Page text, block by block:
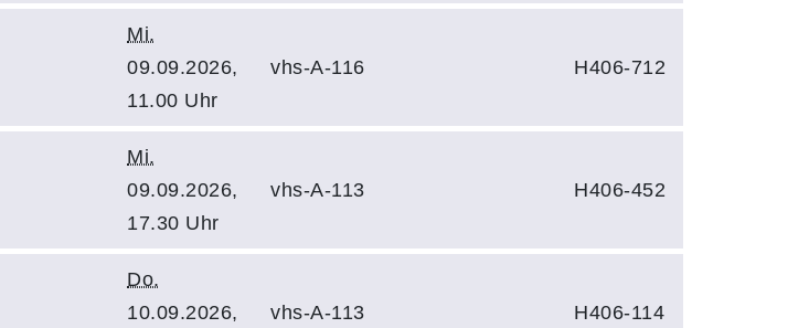
Mi.
09.09.2026,
11.00 Uhr
vhs-A-116 H406-712
Mi.
09.09.2026,
17.30 Uhr
vhs-A-113 H406-452
Do.
10.09.2026,
vhs-A-113 H406-114